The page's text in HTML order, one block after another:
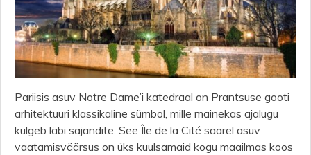
Pariisis asuv Notre Dame’i katedraal on Prantsuse gooti
arhitektuuri klassikaline sümbol, mille mainekas ajalugu
kulgeb läbi sajandite. See Île de la Cité saarel asuv
vaatamisväärsus on üks kuulsamaid kogu maailmas koos